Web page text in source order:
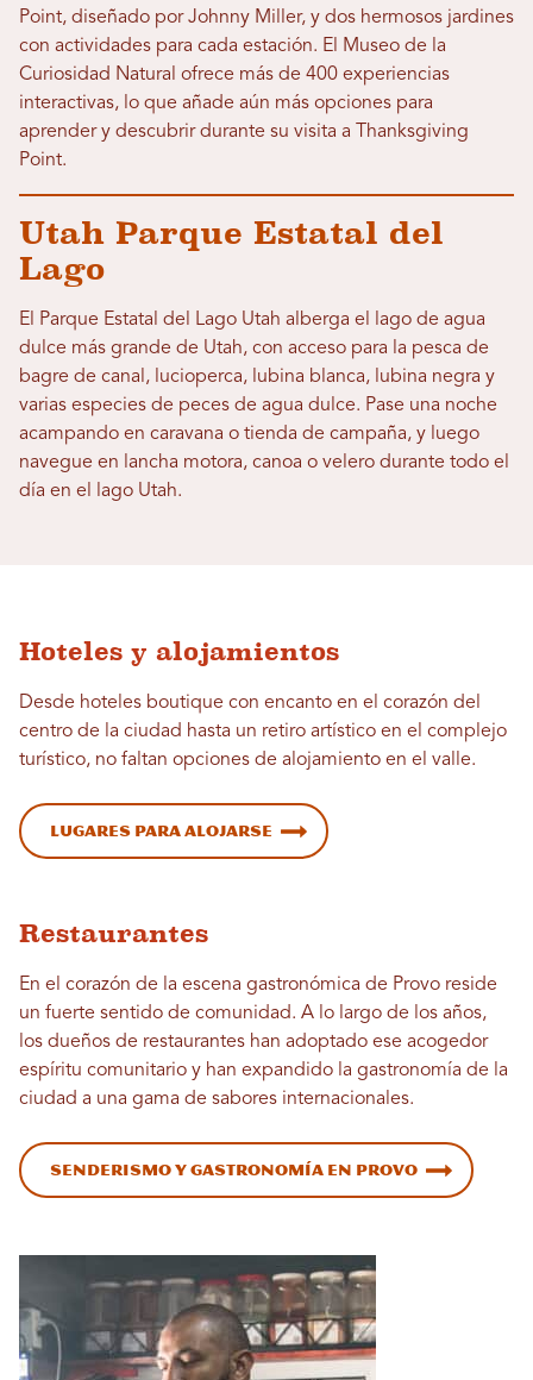
Point, diseñado por Johnny Miller, y dos hermosos jardines
con actividades para cada estación. El Museo de la
Curiosidad Natural ofrece más de 400 experiencias
interactivas, lo que añade aún más opciones para
aprender y descubrir durante su visita a Thanksgiving
Point.
Utah Parque Estatal del
Lago
El Parque Estatal del Lago Utah alberga el lago de agua
dulce más grande de Utah, con acceso para la pesca de
bagre de canal, lucioperca, lubina blanca, lubina negra y
varias especies de peces de agua dulce. Pase una noche
acampando en caravana o tienda de campaña, y luego
navegue en lancha motora, canoa o velero durante todo el
día en el lago Utah.
Hoteles y alojamientos
Desde hoteles boutique con encanto en el corazón del
centro de la ciudad hasta un retiro artístico en el complejo
turístico, no faltan opciones de alojamiento en el valle.
Lugares para alojarse
Restaurantes
En el corazón de la escena gastronómica de Provo reside
un fuerte sentido de comunidad. A lo largo de los años,
los dueños de restaurantes han adoptado ese acogedor
espíritu comunitario y han expandido la gastronomía de la
ciudad a una gama de sabores internacionales.
Senderismo y gastronomía en Provo